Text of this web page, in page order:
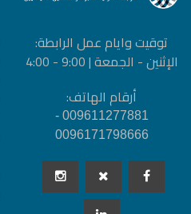
توقيت وايام عمل الرابطة:
الإثنين - الجمعة | 9:00 - 4:00
أرقام الهاتف:
009611277881 -
0096171798666